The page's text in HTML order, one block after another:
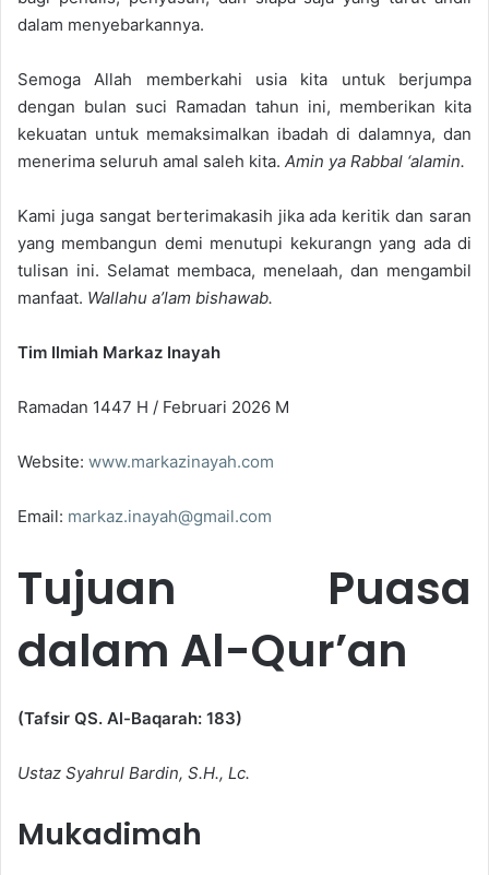
dalam menyebarkannya.
Semoga Allah memberkahi usia kita untuk berjumpa
dengan bulan suci Ramadan tahun ini, memberikan kita
kekuatan untuk memaksimalkan ibadah di dalamnya, dan
menerima seluruh amal saleh kita. Amin ya Rabbal ‘alamin.
Kami juga sangat berterimakasih jika ada keritik dan saran
yang membangun demi menutupi kekurangn yang ada di
tulisan ini. Selamat membaca, menelaah, dan mengambil
manfaat. Wallahu a’lam bishawab.
Tim Ilmiah Markaz Inayah
Ramadan 1447 H / Februari 2026 M
Website: www.markazinayah.com
Email: markaz.inayah@gmail.com
Tujuan Puasa
dalam Al-Qur’an
(Tafsir QS. Al-Baqarah: 183)
Ustaz Syahrul Bardin, S.H., Lc.
Mukadimah